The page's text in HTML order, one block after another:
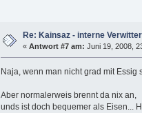
Re: Kainsaz - interne
« Antwort #7 am: Juni 19, 2008,
Naja, wenn man nicht grad mit Essig
Aber normalerweis brennt da nix an,
unds ist doch bequemer als Eisen...